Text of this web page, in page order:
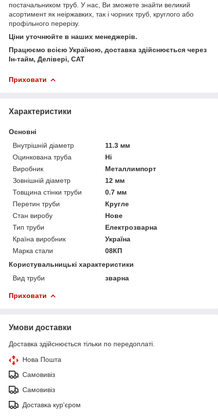
постачальником труб. У нас, Ви зможете знайти великий
асортимент як неіржавких, так і чорних труб, круглого або
профільного перерізу.
Ціни уточнюйте в наших менеджерів.
Працюємо всією Україною, доставка здійснюється через
Ін-тайм, Делівері, САТ
Приховати
Характеристики
Основні
Внутрішній діаметр
11.3 мм
Оцинкована труба
Ні
Виробник
Металлимпорт
Зовнішній діаметр
12 мм
Товщина стінки труби
0.7 мм
Перетин труби
Кругле
Стан виробу
Нове
Тип труби
Електрозварна
Країна виробник
Україна
Марка стали
08КП
Користувальницькі характеристики
Вид труби
зварна
Приховати
Умови доставки
Доставка здійснюється тільки по передоплаті.
Нова Пошта
Самовивіз
Самовивіз
Доставка кур'єром